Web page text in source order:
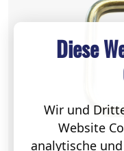
Diese
Wir und
Website
analytische